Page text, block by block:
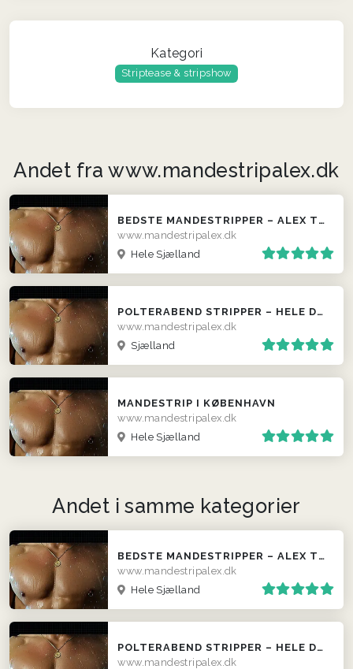
Kategori
Striptease & stripshow
Andet fra www.mandestripalex.dk
BEDSTE MANDESTRIPPER – ALEX THE GREAT
www.mandestripalex.dk
Hele Sjælland
POLTERABEND STRIPPER – HELE DANMARK
www.mandestripalex.dk
Sjælland
MANDESTRIP I KØBENHAVN
www.mandestripalex.dk
Hele Sjælland
Andet i samme kategorier
BEDSTE MANDESTRIPPER – ALEX THE GREAT
www.mandestripalex.dk
Hele Sjælland
POLTERABEND STRIPPER – HELE DANMARK
www.mandestripalex.dk